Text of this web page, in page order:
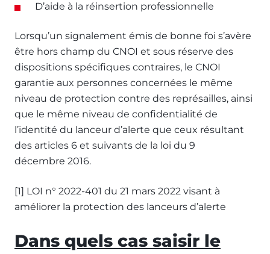
D’aide à la réinsertion professionnelle
Lorsqu’un signalement émis de bonne foi s’avère
être hors champ du CNOI et sous réserve des
dispositions spécifiques contraires, le CNOI
garantie aux personnes concernées le même
niveau de protection contre des représailles, ainsi
que le même niveau de confidentialité de
l’identité du lanceur d’alerte que ceux résultant
des articles 6 et suivants de la loi du 9
décembre 2016.
[1] LOI n° 2022-401 du 21 mars 2022 visant à
améliorer la protection des lanceurs d’alerte
Dans quels cas saisir le